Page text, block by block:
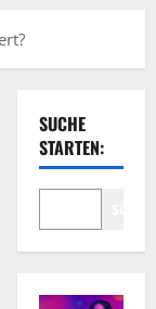
SUCHE
STARTEN: